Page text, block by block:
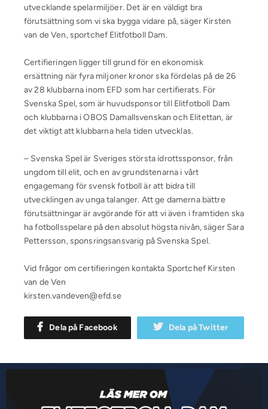
utvecklande spelarmiljöer. Det är en väldigt bra
förutsättning som vi ska bygga vidare på, säger Kirsten
van de Ven, sportchef Elitfotboll Dam.
Certifieringen ligger till grund för en ekonomisk
ersättning när fyra miljoner kronor ska fördelas på de 26
av 28 klubbarna inom EFD som har certifierats. För
Svenska Spel, som är huvudsponsor till Elitfotboll Dam
och klubbarna i OBOS Damallsvenskan och Elitettan, är
det viktigt att klubbarna hela tiden utvecklas.
– Svenska Spel är Sveriges största idrottssponsor, från
ungdom till elit, och en av grundstenarna i vårt
engagemang för svensk fotboll är att bidra till
utvecklingen av unga talanger. Att ge damerna bättre
förutsättningar är avgörande för att vi även i framtiden ska
ha fotbollsspelare på den absolut högsta nivån, säger Sara
Pettersson, sponsringsansvarig på Svenska Spel.
Vid frågor om certifieringen kontakta Sportchef Kirsten
van de Ven
kirsten.vandeven@efd.se
Dela på Facebook Dela på Twitter